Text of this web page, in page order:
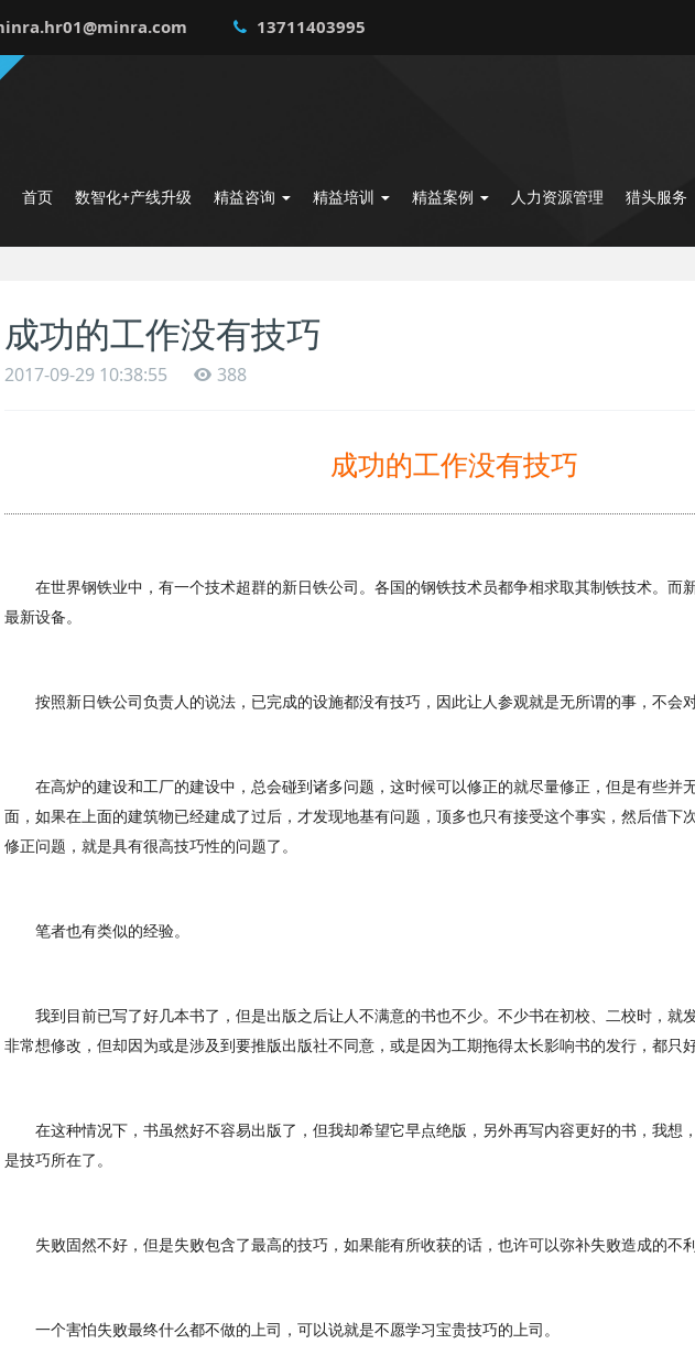
13711403995
首页 数智化+产线升级 精益咨询 精益培训 精益案例 人力资源管理 猎头服务
成功的工作没有技巧
2017-09-29 10:38:55 388
成功的工作没有技巧
在世界钢铁业中，有一个技术超群的新日铁公司。各国的钢铁技术员都争相求取其制铁技术。而
最新设备。
按照新日铁公司负责人的说法，已完成的设施都没有技巧，因此让人参观就是无所谓的事，不会
在高炉的建设和工厂的建设中，总会碰到诸多问题，这时候可以修正的就尽量修正，但是有些并
面，如果在上面的建筑物已经建成了过后，才发现地基有问题，顶多也只有接受这个事实，然后借下
修正问题，就是具有很高技巧性的问题了。
笔者也有类似的经验。
我到目前已写了好几本书了，但是出版之后让人不满意的书也不少。不少书在初校、二校时，就
非常想修改，但却因为或是涉及到要推版出版社不同意，或是因为工期拖得太长影响书的发行，都只
在这种情况下，书虽然好不容易出版了，但我却希望它早点绝版，另外再写内容更好的书，我想
是技巧所在了。
失败固然不好，但是失败包含了最高的技巧，如果能有所收获的话，也许可以弥补失败造成的不利
一个害怕失败最终什么都不做的上司，可以说就是不愿学习宝贵技巧的上司。